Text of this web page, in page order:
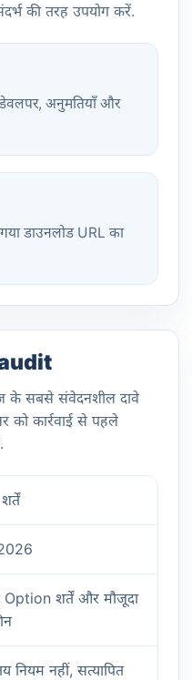
की तरह उपयोग करें.
डेवलपर, अनुमतियाँ और
डाउनलोड URL का
audit
के सबसे संवेदनशील दावे
कार्रवाई से पहले
शर्तें और मौजूदा
नियम नहीं, सत्यापित